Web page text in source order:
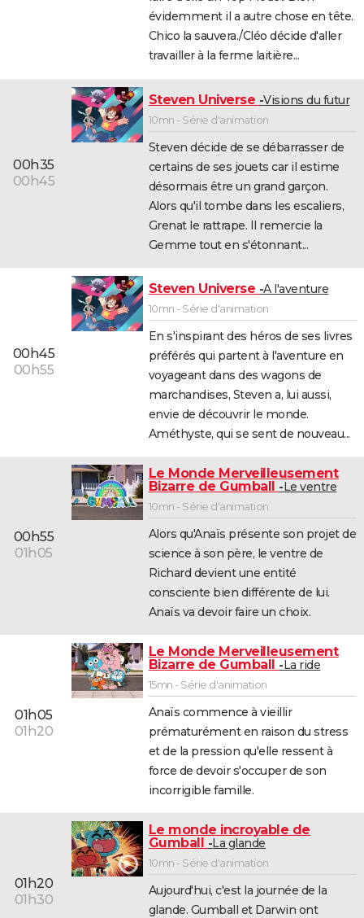
BONS PLANS
CARTE DE VOEUX
Dictionnaire
Biographies
Citations
Expressions
Proverbes
PROGRAMME TV
évidemment il a autre chose en tête.
Chico la sauvera./Cléo décide d'aller
travailler à la ferme laitière...
00h35
00h45
Steven Universe Visions du futur
10mn - Série d'animation
Steven décide de se débarrasser de
certains de ses jouets car il estime
désormais être un grand garçon.
Alors qu'il tombe dans les escaliers,
Grenat le rattrape. Il remercie la
Gemme tout en s'étonnant...
00h45
00h55
Steven Universe A l'aventure
10mn - Série d'animation
En s'inspirant des héros de ses livres
préférés qui partent à l'aventure en
voyageant dans des wagons de
marchandises, Steven a, lui aussi,
envie de découvrir le monde.
Améthyste, qui se sent de nouveau...
00h55
01h05
Le Monde Merveilleusement
Bizarre de Gumball
Le ventre
10mn - Série d'animation
Alors qu'Anaïs présente son projet de
science à son père, le ventre de
Richard devient une entité
consciente bien différente de lui.
Anaïs va devoir faire un choix.
01h05
01h20
Le Monde Merveilleusement
Bizarre de Gumball
La ride
15mn - Série d'animation
Anaïs commence à vieillir
prématurément en raison du stress
et de la pression qu'elle ressent à
force de devoir s'occuper de son
incorrigible famille.
01h20
01h30
Le monde incroyable de
Gumball
La glande
10mn - Série d'animation
Aujourd'hui, c'est la journée de la
glande. Gumball et Darwin ont